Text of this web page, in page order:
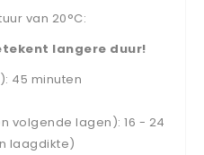
van 20°C:
langere duur!
45 minuten
volgende lagen): 16 - 24
laagdikte)